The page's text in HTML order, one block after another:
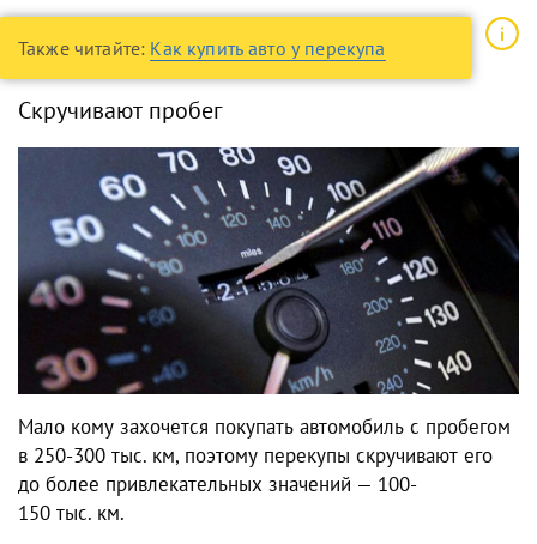
Также читайте: Как купить авто у перекупа
Скручивают пробег
Мало кому захочется покупать автомобиль с пробегом
в 250-300 тыс. км, поэтому перекупы скручивают его
до более привлекательных значений — 100-
150 тыс. км.